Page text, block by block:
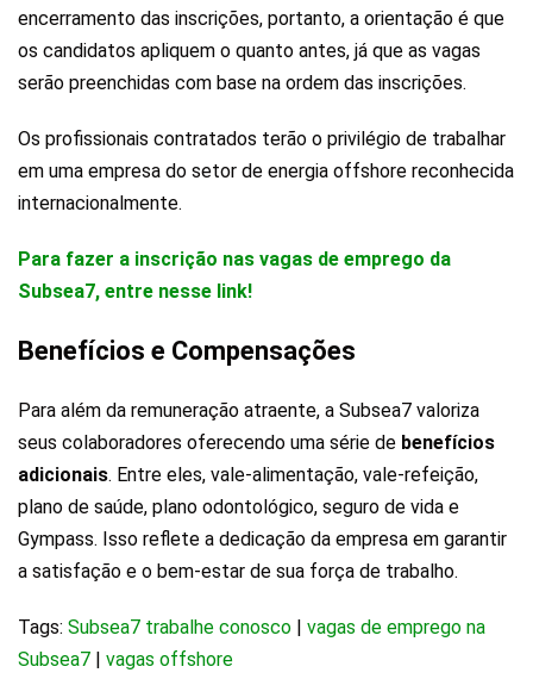
encerramento das inscrições, portanto, a orientação é que
os candidatos apliquem o quanto antes, já que as vagas
serão preenchidas com base na ordem das inscrições.
Os profissionais contratados terão o privilégio de trabalhar
em uma empresa do setor de energia offshore reconhecida
internacionalmente.
Para fazer a inscrição nas vagas de emprego da
Subsea7, entre nesse link!
Benefícios e Compensações
Para além da remuneração atraente, a Subsea7 valoriza
seus colaboradores oferecendo uma série de benefícios
adicionais. Entre eles, vale-alimentação, vale-refeição,
plano de saúde, plano odontológico, seguro de vida e
Gympass. Isso reflete a dedicação da empresa em garantir
a satisfação e o bem-estar de sua força de trabalho.
Tags: Subsea7 trabalhe conosco | vagas de emprego na
Subsea7 | vagas offshore